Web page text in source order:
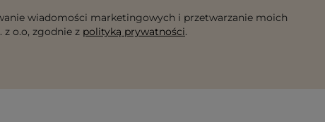
wiadomości marketingowych i przetwarzanie moich
z o.o, zgodnie z polityką prywatności.